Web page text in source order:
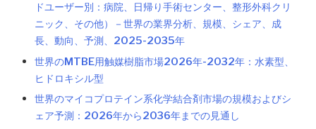
ドユーザー別：病院、日帰り手術センター、整形外科クリ
ニック、その他）－世界の業界分析、規模、シェア、成
長、動向、予測、2025-2035年
世界のMTBE用触媒樹脂市場2026年-2032年：水素型、
ヒドロキシル型
世界のマイコプロテイン系化学結合剤市場の規模およびシ
ェア予測：2026年から2036年までの見通し